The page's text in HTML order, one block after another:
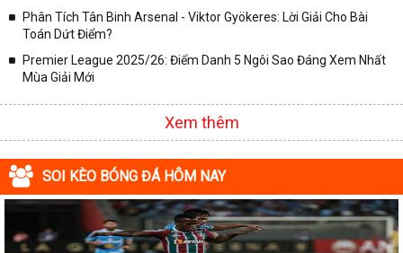
Phân Tích Tân Binh Arsenal - Viktor Gyökeres: Lời Giải Cho Bài
Toán Dứt Điểm?
Premier League 2025/26: Điểm Danh 5 Ngôi Sao Đáng Xem Nhất
Mùa Giải Mới
Xem thêm
SOI KÈO BÓNG ĐÁ HÔM NAY